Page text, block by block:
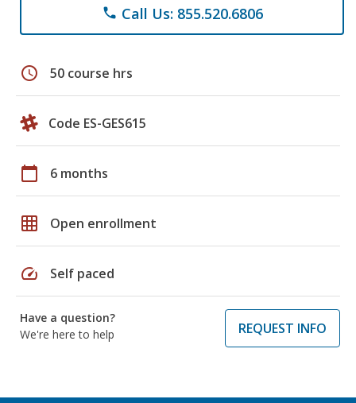
phone Call Us: 855.520.6806
schedule 50 course hrs
Code ES-GES615
calendar_today 6 months
grid_on Open enrollment
speed Self paced
Have a question?
We're here to help
REQUEST INFO